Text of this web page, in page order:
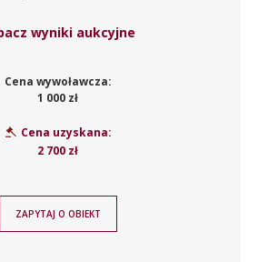
wyniki aukcyjne
Cena wywoławcza:
1 000 zł
Cena uzyskana:
2 700 zł
ZAPYTAJ O OBIEKT